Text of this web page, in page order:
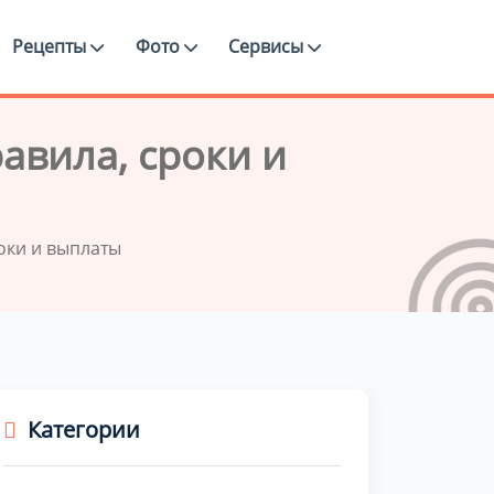
Рецепты Фото Сервисы
сроки и
и выплаты
Категории